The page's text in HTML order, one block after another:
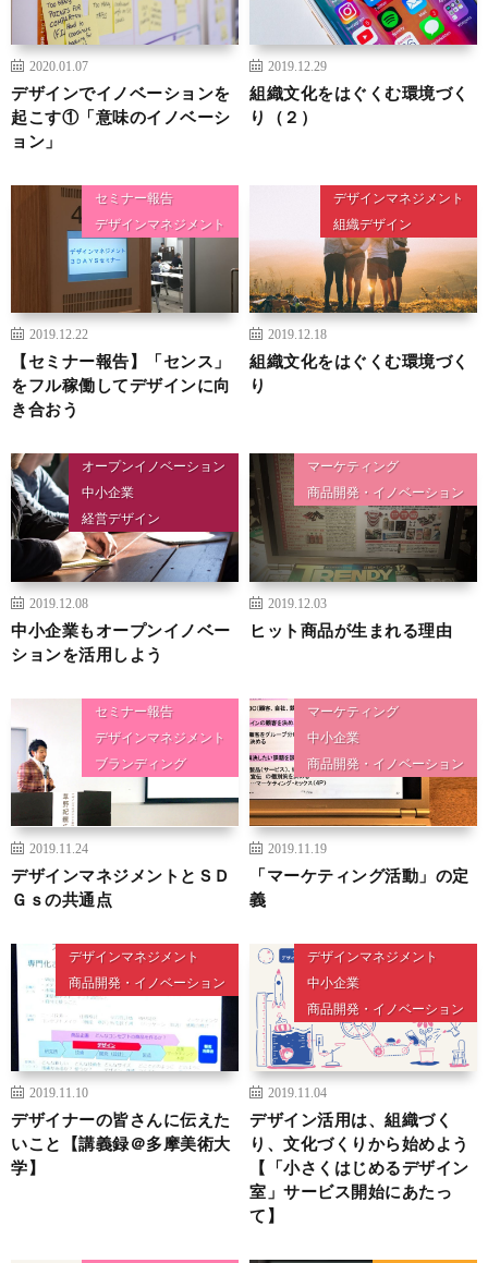
2020.01.07
デザインでイノベーションを
起こす①「意味のイノベーシ
ョン」
2019.12.29
組織文化をはぐくむ環境づく
り（２）
セミナー報告
デザインマネジメント
2019.12.22
【セミナー報告】「センス」
をフル稼働してデザインに向
き合おう
デザインマネジメント
組織デザイン
2019.12.18
組織文化をはぐくむ環境づく
り
オープンイノベーション
中小企業
経営デザイン
2019.12.08
中小企業もオープンイノベー
ションを活用しよう
マーケティング
商品開発・イノベーション
2019.12.03
ヒット商品が生まれる理由
セミナー報告
デザインマネジメント
ブランディング
2019.11.24
デザインマネジメントとＳＤ
Ｇｓの共通点
マーケティング
中小企業
商品開発・イノベーション
2019.11.19
「マーケティング活動」の定
義
デザインマネジメント
商品開発・イノベーション
2019.11.10
デザイナーの皆さんに伝えた
いこと【講義録＠多摩美術大
学】
デザインマネジメント
中小企業
商品開発・イノベーション
2019.11.04
デザイン活用は、組織づく
り、文化づくりから始めよう
【「小さくはじめるデザイン
室」サービス開始にあたっ
て】